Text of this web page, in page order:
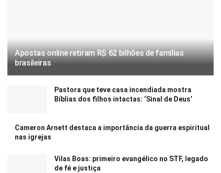
Apostas online retiram R$ 62 bilhões de famílias
brasileiras
Pastora que teve casa incendiada mostra
Bíblias dos filhos intactas: ‘Sinal de Deus’
Cameron Arnett destaca a importância da guerra espiritual
nas igrejas
Vilas Boas: primeiro evangélico no STF, legado
de fé e justiça